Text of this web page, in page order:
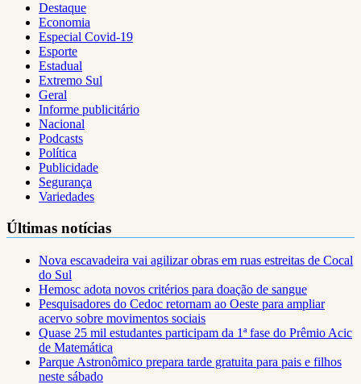
Destaque
Economia
Especial Covid-19
Esporte
Estadual
Extremo Sul
Geral
Informe publicitário
Nacional
Podcasts
Política
Publicidade
Segurança
Variedades
Últimas notícias
Nova escavadeira vai agilizar obras em ruas estreitas de Cocal
do Sul
Hemosc adota novos critérios para doação de sangue
Pesquisadores do Cedoc retornam ao Oeste para ampliar
acervo sobre movimentos sociais
Quase 25 mil estudantes participam da 1ª fase do Prêmio Acic
de Matemática
Parque Astronômico prepara tarde gratuita para pais e filhos
neste sábado